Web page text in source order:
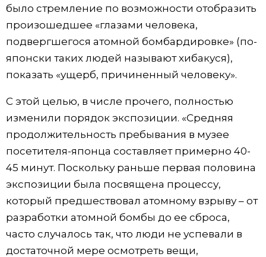
было стремление по возможности отобразить
произошедшее «глазами человека,
подвергшегося атомной бомбардировке» (по-
японски таких людей называют хибакуся),
показать «ущерб, причиненный человеку».
С этой целью, в числе прочего, полностью
изменили порядок экспозиции. «Средняя
продолжительность пребывания в музее
посетителя-японца составляет примерно 40-
45 минут. Поскольку раньше первая половина
экспозиции была посвящена процессу,
который предшествовал атомному взрыву – от
разработки атомной бомбы до ее сброса,
часто случалось так, что люди не успевали в
достаточной мере осмотреть вещи,